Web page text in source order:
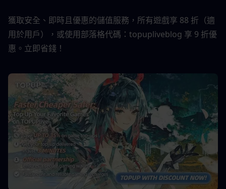
獲取安全、即時且優惠的儲值服務，所有遊戲享 88 折（適
用於用戶），或使用部落格代碼：topupliveblog 享 9 折優
惠。立即省錢！